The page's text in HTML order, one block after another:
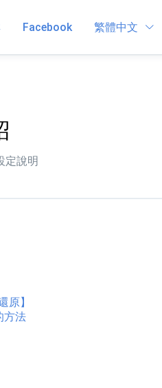
Facebook 繁體中文
定說明
原】
方法